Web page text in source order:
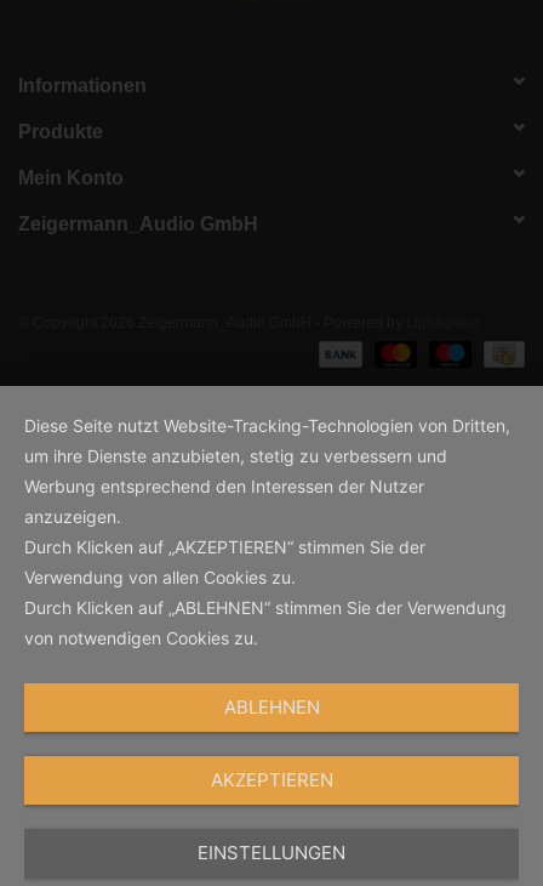
Informationen
Produkte
Mein Konto
Zeigermann_Audio GmbH
Diese Seite nutzt Website-Tracking-Technologien von Dritten,
um ihre Dienste anzubieten, stetig zu verbessern und
Werbung entsprechend den Interessen der Nutzer
anzuzeigen.
Durch Klicken auf „AKZEPTIEREN“ stimmen Sie der
Verwendung von allen Cookies zu.
Durch Klicken auf „ABLEHNEN“ stimmen Sie der Verwendung
von notwendigen Cookies zu.
ABLEHNEN
AKZEPTIEREN
EINSTELLUNGEN